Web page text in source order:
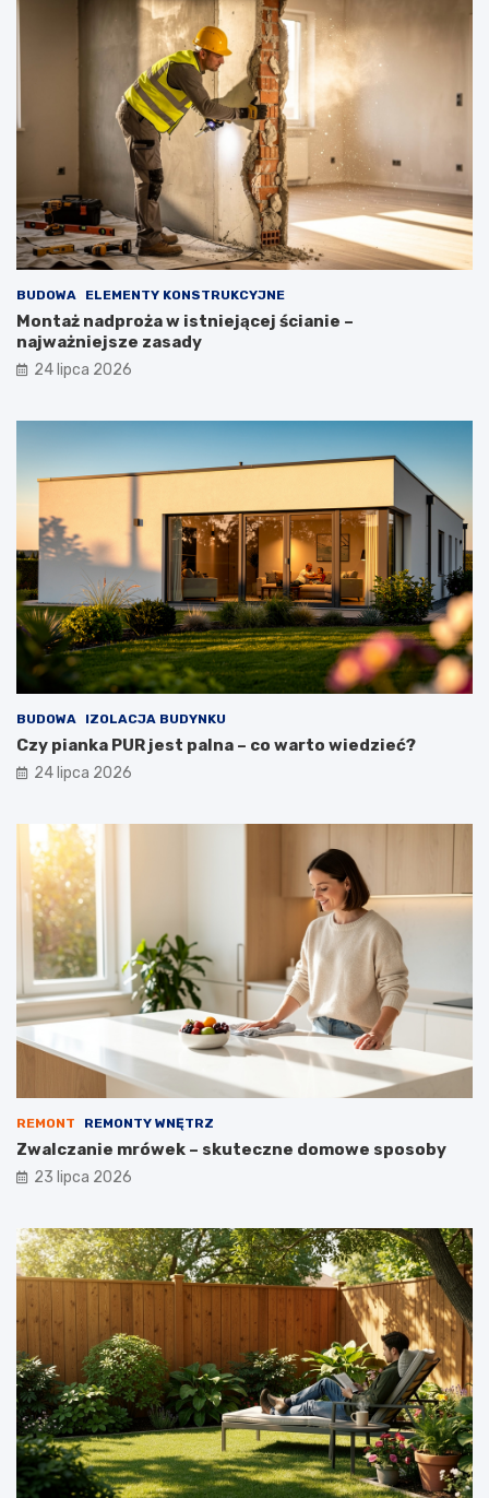
BUDOWA ELEMENTY KONSTRUKCYJNE
Montaż nadproża w istniejącej ścianie –
najważniejsze zasady
24 lipca 2026
BUDOWA IZOLACJA BUDYNKU
Czy pianka PUR jest palna – co warto wiedzieć?
24 lipca 2026
REMONT REMONTY WNĘTRZ
Zwalczanie mrówek – skuteczne domowe sposoby
23 lipca 2026